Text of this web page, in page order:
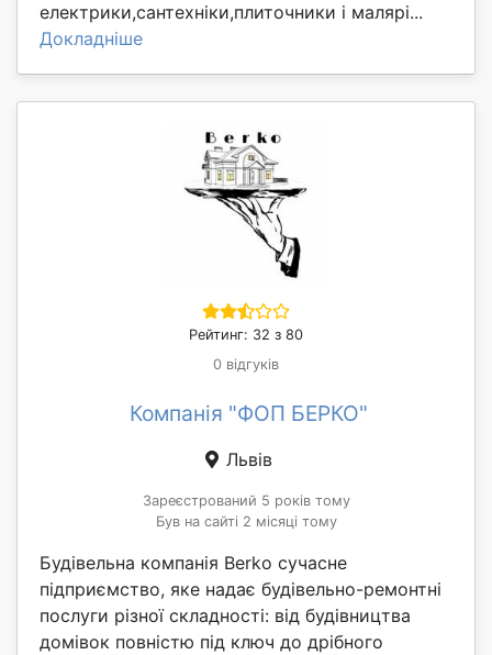
електрики,сантехніки,плиточники і малярі...
Докладніше
Рейтинг: 32 з 80
0 відгуків
Компанія "ФОП БЕРКО"
Львів
Зареєстрований 5 років тому
Був на сайті 2 місяці тому
Будівельна компанія Berko сучасне
підприємство, яке надає будівельно-ремонтні
послуги різної складності: від будівництва
домівок повністю під ключ до дрібного